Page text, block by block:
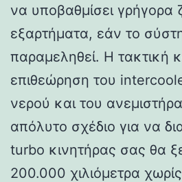
να υποβαθμίσει γρήγορα
εξαρτήματα, εάν το
παραμεληθεί. Η τακτική
επιθεώρηση του
νερού και του
απόλυτο σχέδιο για να
turbo κινητήρας σας θα
200.000 χιλιόμετρα